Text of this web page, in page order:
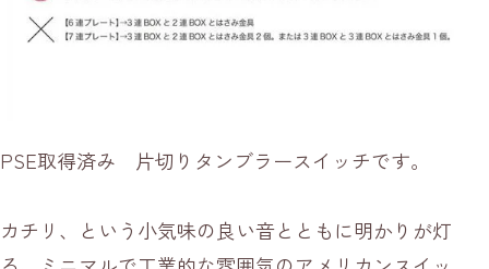
PSE取得済み 片切りタンブラースイッチです。
カチリ、という小気味の良い音とともに明かりが灯